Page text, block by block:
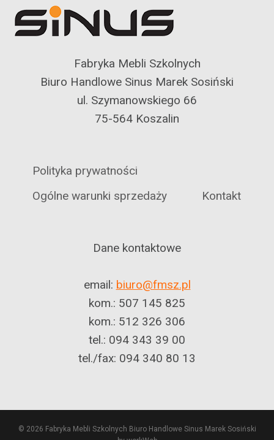
Fabryka Mebli Szkolnych
Biuro Handlowe Sinus Marek Sosiński
ul. Szymanowskiego 66
75-564 Koszalin
Polityka prywatności
Ogólne warunki sprzedaży
Kontakt
Dane kontaktowe
email: biuro@fmsz.pl
kom.: 507 145 825
kom.: 512 326 306
tel.: 094 343 39 00
tel./fax: 094 340 80 13
© 2026 Fabryka Mebli Szkolnych Biuro Handlowe Sinus Marek Sosiński